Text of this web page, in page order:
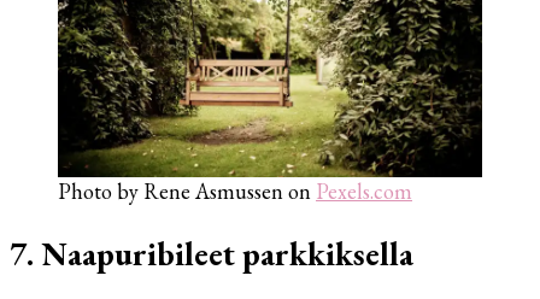
Photo by Rene Asmussen on Pexels.com
7. Naapuribileet parkkiksella